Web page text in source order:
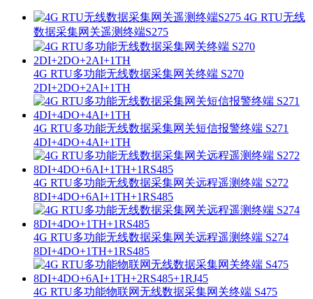
4G RTU无线
数据采集网关遥测终端S275
4G RTU多功能无线数据采集网关终端 S270
2DI+2DO+2AI+1TH
4G RTU多功能无线数据采集网关短信报警终端 S271
4DI+4DO+4AI+1TH
4G RTU多功能无线数据采集网关远程遥测终端 S272
8DI+4DO+6AI+1TH+1RS485
4G RTU多功能无线数据采集网关远程遥测终端 S274
8DI+4DO+1TH+1RS485
4G RTU多功能物联网无线数据采集网关终端 S475